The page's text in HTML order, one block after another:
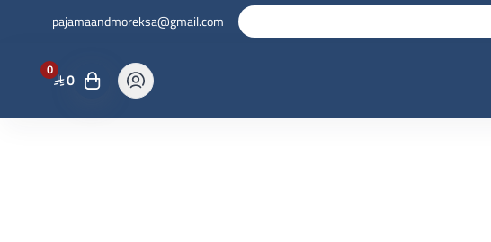
pajamaandmoreksa@gmail.com
0 0